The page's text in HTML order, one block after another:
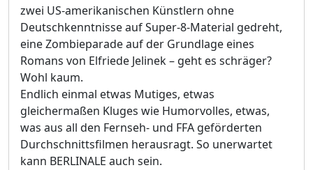
zwei US-amerikanischen Künstlern ohne
Deutschkenntnisse auf Super-8-Material gedreht,
eine Zombieparade auf der Grundlage eines
Romans von Elfriede Jelinek – geht es schräger?
Wohl kaum.
Endlich einmal etwas Mutiges, etwas
gleichermaßen Kluges wie Humorvolles, etwas,
was aus all den Fernseh- und FFA geförderten
Durchschnittsfilmen herausragt. So unerwartet
kann BERLINALE auch sein.